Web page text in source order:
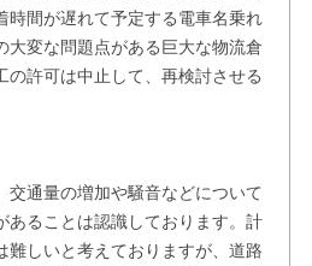
時間が遅れて予定する電車名乗れ
大変な問題点がある巨大な物流倉
の許可は中止して、再検討させる
通量の増加や騒音などについて
あることは認識しております。計
難しいと考えておりますが、道路